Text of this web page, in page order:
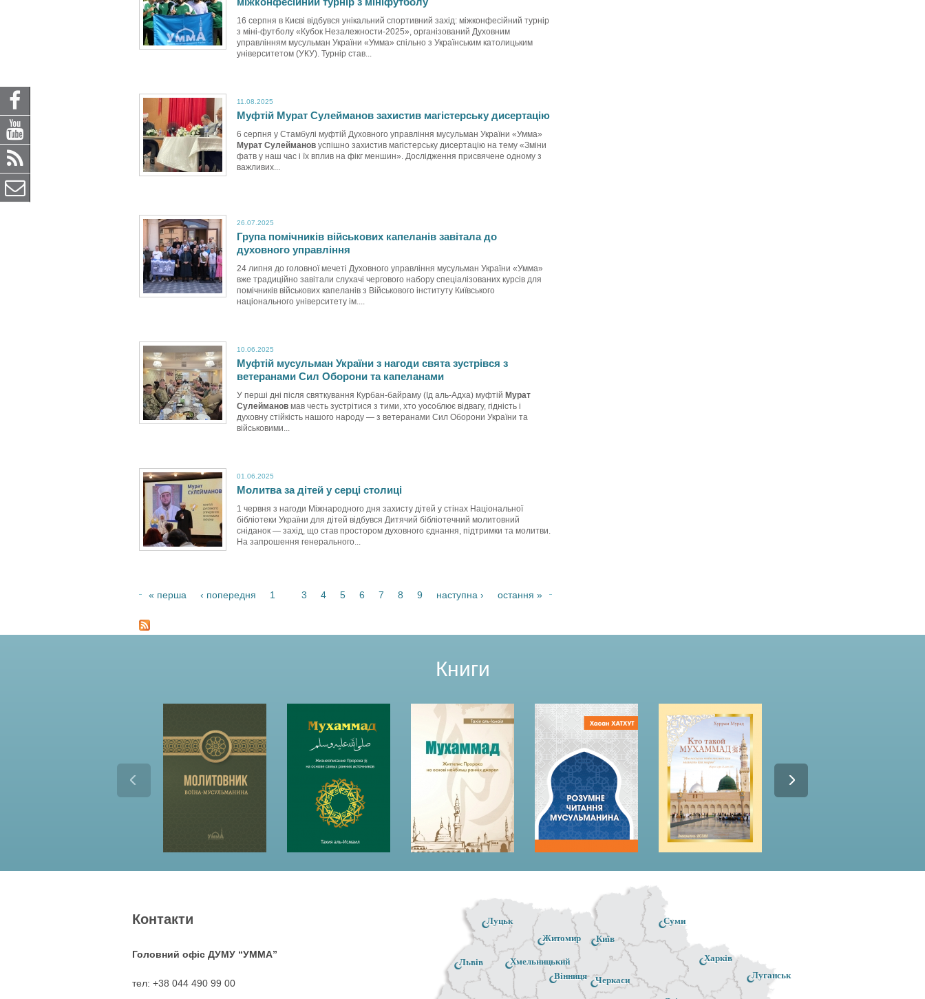
16 серпня в Києві відбувся унікальний спортивний захід: міжконфесійний турнір
з міні-футболу «Кубок Незалежности-2025», організований Духовним
управлінням мусульман України «Умма» спільно з Українським католицьким
університетом (УКУ). Турнір став...
11.08.2025
Муфтій Мурат Сулейманов захистив магістерську дисертацію
6 серпня у Стамбулі муфтій Духовного управління мусульман України «Умма»
Мурат Сулейманов успішно захистив магістерську дисертацію на тему «Зміни
фатв у наш час і їх вплив на фікг меншин». Дослідження присвячене одному з
важливих...
26.07.2025
Група помічників військових капеланів завітала до
духовного управління
24 липня до головної мечеті Духовного управління мусульман України «Умма»
вже традиційно завітали слухачі чергового набору спеціалізованих курсів для
помічників військових капеланів з Військового інституту Київського
національного університету ім....
10.06.2025
Муфтій мусульман України з нагоди свята зустрівся з
ветеранами Сил Оборони та капеланами
У перші дні після святкування Курбан-байраму (Ід аль-Адха) муфтій Мурат
Сулейманов мав честь зустрітися з тими, хто уособлює відвагу, гідність і
духовну стійкість нашого народу — з ветеранами Сил Оборони України та
військовими...
01.06.2025
Молитва за дітей у серці столиці
1 червня з нагоди Міжнародного дня захисту дітей у стінах Національної
бібліотеки України для дітей відбувся Дитячий бібліотечний молитовний
сніданок — захід, що став простором духовного єднання, підтримки та молитви.
На запрошення генерального...
С
н
« перша ‹ попередня 1 3 4 5 6 7 8 9 наступна › остання »
Книги
Житомир
Черкаси
Київ
Луганськ
Хмельницький
Луцьк Суми
Вінниця
Львів Харків
Контакти
Головний офіс ДУМУ “УММА”
тел: +38 044 490 99 00